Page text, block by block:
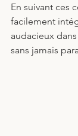
En suivant ces
facilement
audacieux
sans jamais